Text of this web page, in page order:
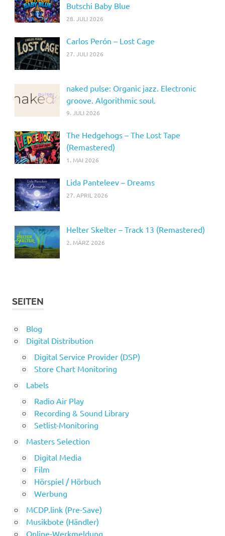
Butschi Baby Blue
28. JULI 2026
Carlos Perón – Lost Cage
27. JULI 2026
naked pulse: Organic jazz. Electronic
groove. Algorithmic soul.
9. JULI 2026
The Hedgehogs – The Lost Tape
(Remastered)
1. MAI 2026
Lida Panteleev – Dreams
27. APRIL 2026
Helter Skelter – Track 13 (Remastered)
2. MÄRZ 2026
SEITEN
Blog
Digital Distribution
Digital Service Provider (DSP)
Store Chart Monitoring
Labels
Radio Air Play
Recording & Sound Library
Setlist-Monitoring
Masters Selection
Digital Media
Film
Hörspiel / Hörbuch
Werbung
MCDP.link (Pre-Save)
Musikbote (Händler)
Online-Werkmeldung